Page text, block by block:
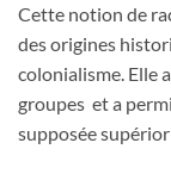
Cette notion de
des origines
colonialisme. Elle
groupes et a
supposée